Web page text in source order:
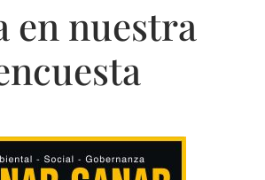
en nuestra